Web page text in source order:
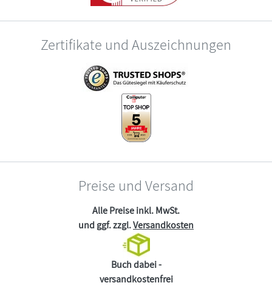
Zertifikate und Auszeichnungen
Preise und Versand
Alle Preise inkl. MwSt.
und ggf. zzgl.Versandkosten
Buch dabei -
versandkostenfrei